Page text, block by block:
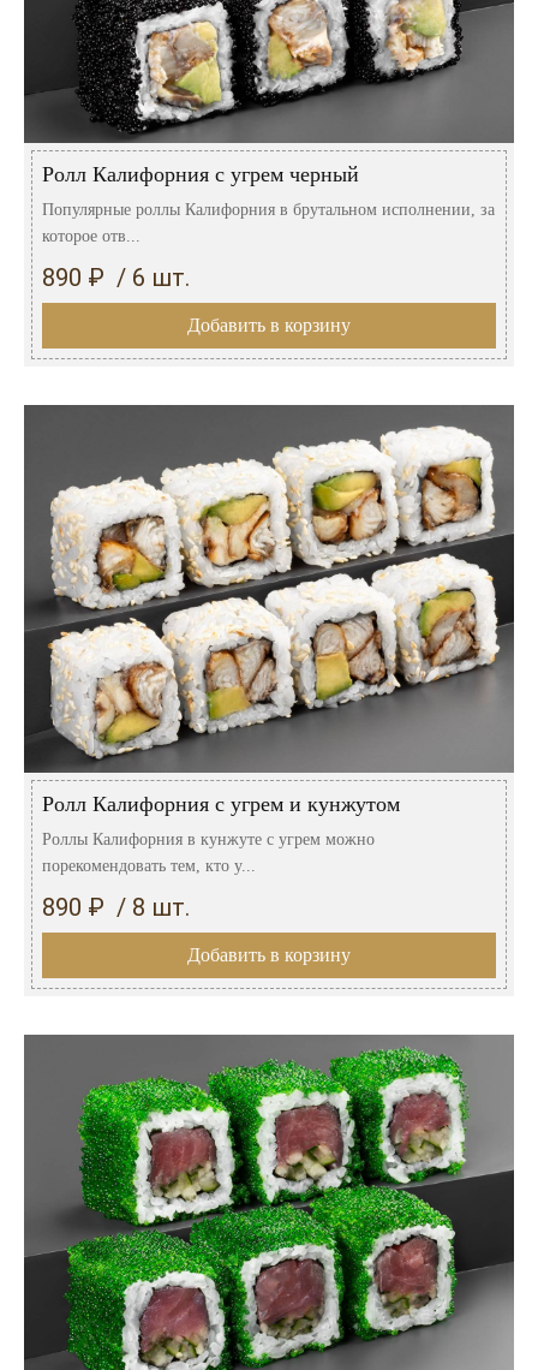
Ролл Калифорния с угрем черный
Популярные роллы Калифорния в брутальном исполнении, за
которое отв...
890 ₽ / 6 шт.
Добавить в корзину
Ролл Калифорния с угрем и кунжутом
Роллы Калифорния в кунжуте с угрем можно
порекомендовать тем, кто у...
890 ₽ / 8 шт.
Добавить в корзину